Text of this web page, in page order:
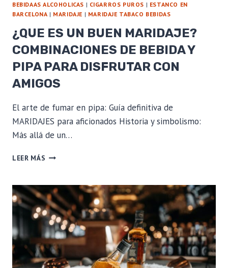
BEBIDAAS ALCOHOLICAS | CIGARROS PUROS | ESTANCO EN
BARCELONA | MARIDAJE | MARIDAJE TABACO BEBIDAS
¿QUE ES UN BUEN MARIDAJE?
COMBINACIONES DE BEBIDA Y
PIPA PARA DISFRUTAR CON
AMIGOS
El arte de fumar en pipa: Guía definitiva de
MARIDAJES para aficionados Historia y simbolismo:
Más allá de un…
LEER MÁS ¿QUE
BUEN
MARIDAJE?
COMBINACIONES
DE
BEBIDA
Y
PIPA
PARA